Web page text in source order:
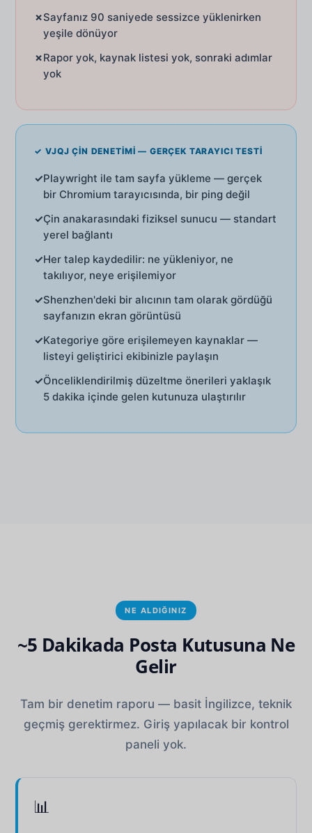
✗Sayfanız 90 saniyede sessizce yüklenirken
yeşile dönüyor
✗Rapor yok, kaynak listesi yok, sonraki adımlar
yok
✓ VJQJ ÇIN DENETIMI — GERÇEK TARAYICI TESTI
✓Playwright ile tam sayfa yükleme — gerçek
bir Chromium tarayıcısında, bir ping değil
✓Çin anakarasındaki fiziksel sunucu — standart
yerel bağlantı
✓Her talep kaydedilir: ne yükleniyor, ne
takılıyor, neye erişilemiyor
✓Shenzhen'deki bir alıcının tam olarak gördüğü
sayfanızın ekran görüntüsü
✓Kategoriye göre erişilemeyen kaynaklar —
listeyi geliştirici ekibinizle paylaşın
✓Önceliklendirilmiş düzeltme önerileri yaklaşık
5 dakika içinde gelen kutunuza ulaştırılır
NE ALDIĞINIZ
~5 Dakikada Posta Kutusuna Ne
Gelir
Tam bir denetim raporu — basit İngilizce, teknik
geçmiş gerektirmez. Giriş yapılacak bir kontrol
paneli yok.
📊